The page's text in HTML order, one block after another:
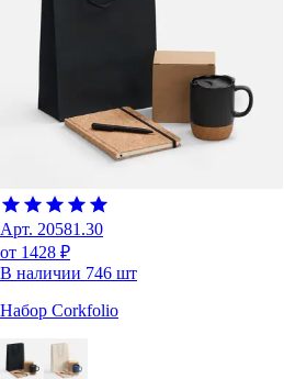
Арт. 20581.30
от 1428 ₽
В наличии 746 шт
Набор Corkfolio